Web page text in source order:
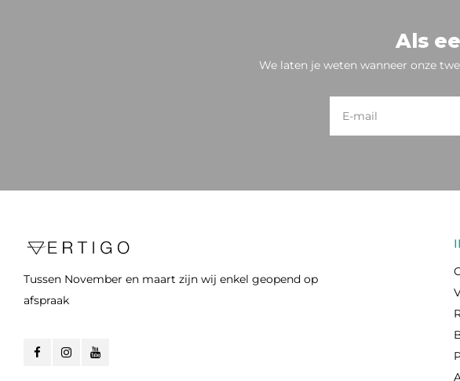
Als
We laten je weten wanneer onze
Tussen November en maart zijn wij enkel geopend op
afspraak